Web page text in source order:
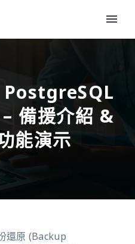
備援介紹 &
能演示
還原 (Backup